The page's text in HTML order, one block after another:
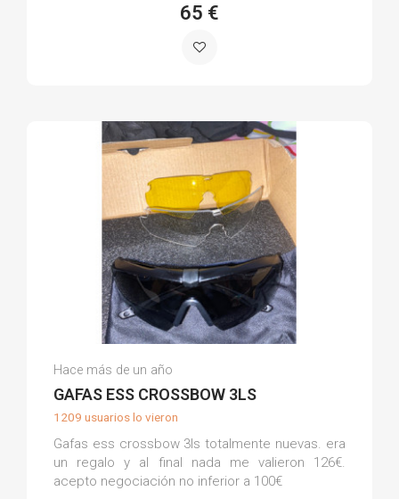
65 €
Natalia S.
(0)
Hace más de un año
GAFAS ESS CROSSBOW 3LS
1209 usuarios lo vieron
Gafas ess crossbow 3ls totalmente nuevas. era
un regalo y al final nada me valieron 126€.
acepto negociación no inferior a 100€